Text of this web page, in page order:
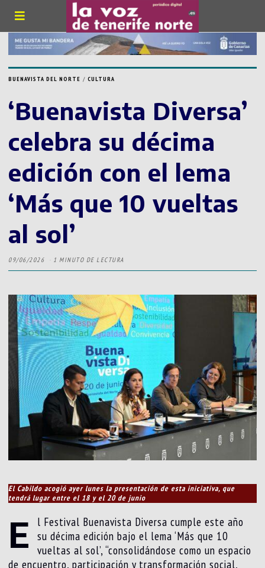
BUENAVISTA DEL NORTE / CULTURA
‘Buenavista Diversa’
celebra su décima
edición con el lema
‘Más que 10 vueltas
al sol’
09/06/2026 1 MINUTO DE LECTURA
El Cabildo acogió ayer lunes la presentación de esta iniciativa, que
tendrá lugar entre el 18 y el 20 de junio
E
l Festival Buenavista Diversa cumple este año
su décima edición bajo el lema ‘Más que 10
vueltas al sol’, “consolidándose como un espacio
de encuentro, participación y transformación social,